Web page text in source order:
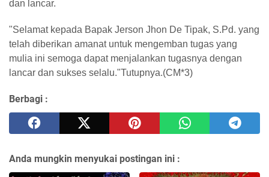
dan lancar.
"Selamat kepada Bapak Jerson Jhon De Tipak, S.Pd. yang
telah diberikan amanat untuk mengemban tugas yang
mulia ini semoga dapat menjalankan tugasnya dengan
lancar dan sukses selalu."Tutupnya.(CM*3)
Berbagi :
Anda mungkin menyukai postingan ini :